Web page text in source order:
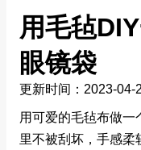
用毛毡
眼镜袋
更新时间：2023-04-
用可爱的毛毡布做
里不被刮坏，手感柔